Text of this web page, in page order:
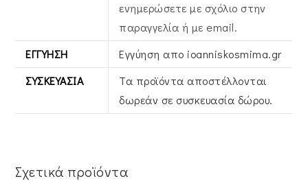
ενημερώσετε με σχόλιο στην
παραγγελία ή με email.
ΕΓΓΎΗΣΗ
Εγγύηση απο ioanniskosmima.gr
ΣΥΣΚΕΥΑΣΊΑ
Τα προϊόντα αποστέλλονται
δωρεάν σε συσκευασία δώρου.
Σχετικά προϊόντα